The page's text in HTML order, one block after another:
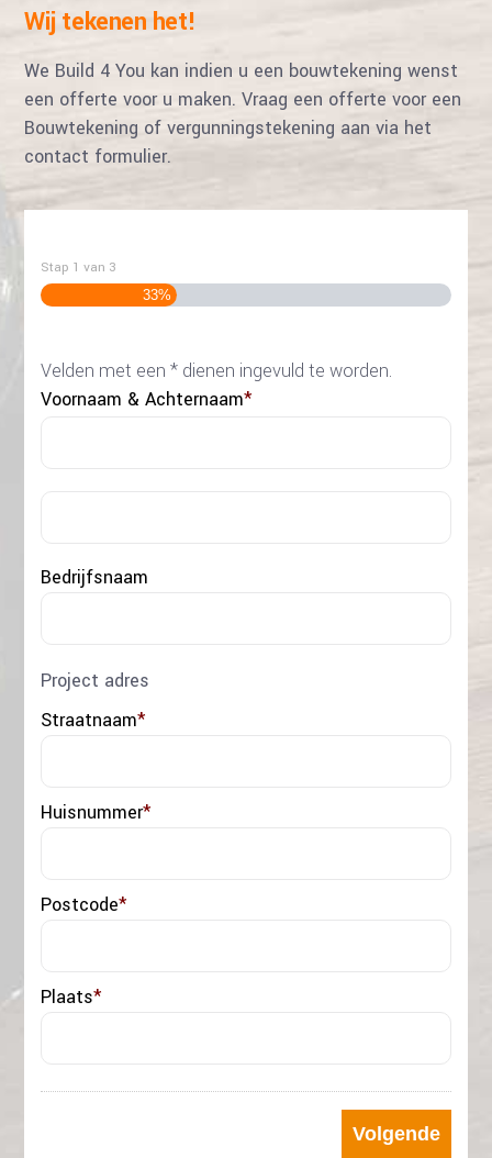
Wij tekenen het!
We Build 4 You kan indien u een bouwtekening wenst
een offerte voor u maken. Vraag een offerte voor een
Bouwtekening of vergunningstekening aan via het
contact formulier.
Stap 1 van 3
33%
Velden met een * dienen ingevuld te worden.
Voornaam & Achternaam*
Bedrijfsnaam
Project adres
Straatnaam*
Huisnummer*
Postcode*
Plaats*